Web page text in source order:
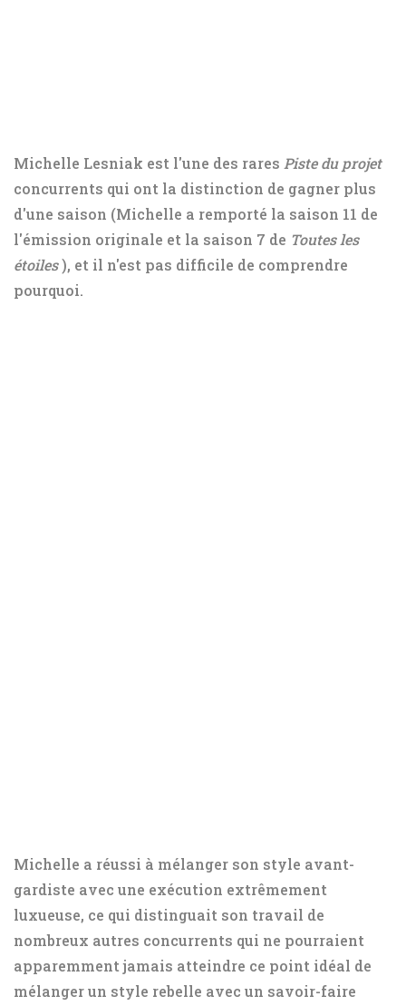
Michelle Lesniak est l'une des rares Piste du projet
concurrents qui ont la distinction de gagner plus
d'une saison (Michelle a remporté la saison 11 de
l'émission originale et la saison 7 de Toutes les
étoiles), et il n'est pas difficile de comprendre
pourquoi.
Michelle a réussi à mélanger son style avant-
gardiste avec une exécution extrêmement
luxueuse, ce qui distinguait son travail de
nombreux autres concurrents qui ne pourraient
apparemment jamais atteindre ce point idéal de
mélanger un style rebelle avec un savoir-faire